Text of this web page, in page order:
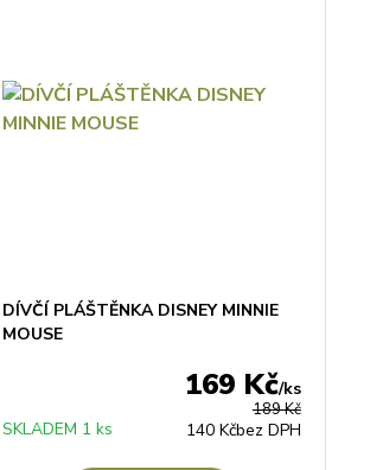
DÍVČÍ PLÁŠTĚNKA DISNEY MINNIE
MOUSE
189 Kč
169 Kč/ks
140 Kčbez DPH
SKLADEM 1 ks